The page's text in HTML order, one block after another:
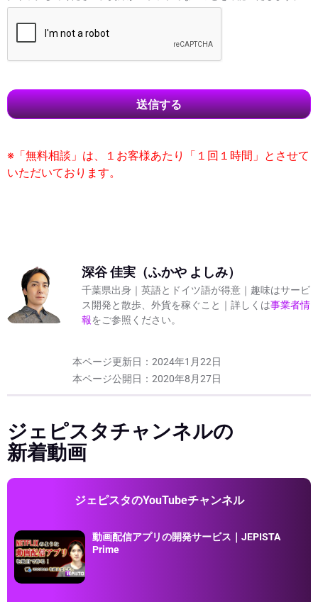
送信する
※「無料相談」は、１お客様あたり「１回１時間」とさせて
いただいております。
深谷 佳実（ふかや よしみ）
千葉県出身｜英語とドイツ語が得意｜趣味はサービ
ス開発と散歩、外貨を稼ぐこと｜詳しくは事業者情
報をご参照ください。
本ページ更新日： 2024年1月22日
本ページ公開日： 2020年8月27日
ジェピスタチャンネルの
新着動画
ジェピスタのYouTubeチャンネル
動画配信アプリの開発サービス｜JEPISTA
Prime